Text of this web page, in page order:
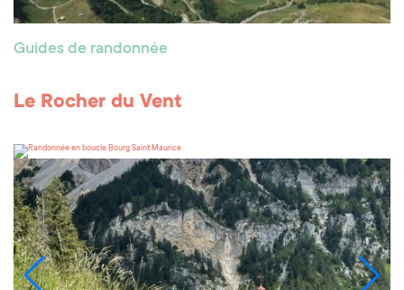
Guides de randonnée
Le Rocher du Vent
Bourg Saint Maurice